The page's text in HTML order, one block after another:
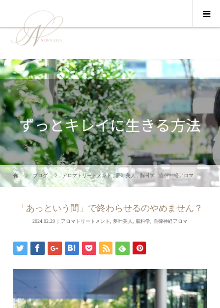
ブログ アロマトリートメント ,夢叶美人 脳科学 自律神経アロマ
「あっという間」で終わらせるのやめません？
2024.02.29 アロマトリートメント, 夢叶美人, 脳科学, 自律神経アロマ